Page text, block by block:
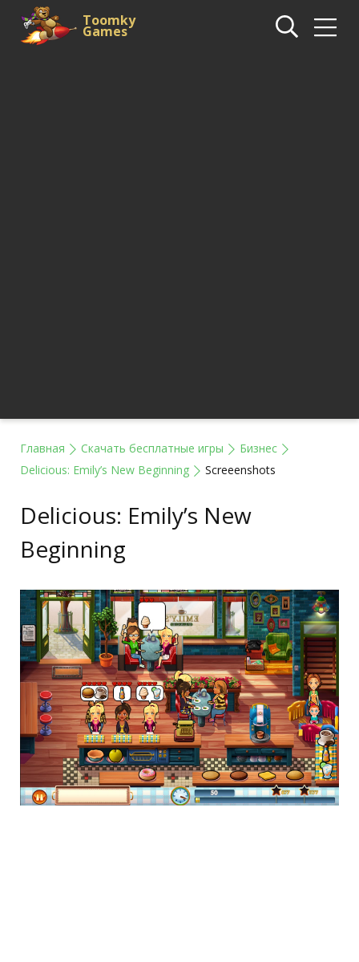
Toomky
Games
Главная Скачать бесплатные игры
Бизнес
Delicious: Emily’s New Beginning
Screeenshots
Delicious: Emily’s New
Beginning